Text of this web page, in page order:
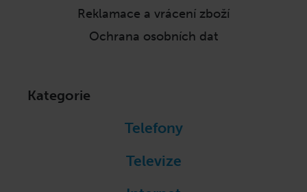
Reklamace a vrácení zboží
Ochrana osobních dat
Kategorie
Telefony
Televize